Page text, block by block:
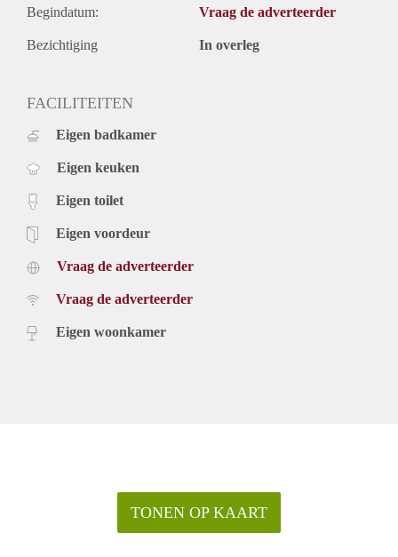
Begindatum: Vraag de adverteerder
Bezichtiging In overleg
FACILITEITEN
Eigen badkamer
Eigen keuken
Eigen toilet
Eigen voordeur
Vraag de adverteerder
Vraag de adverteerder
Eigen woonkamer
TONEN OP KAART